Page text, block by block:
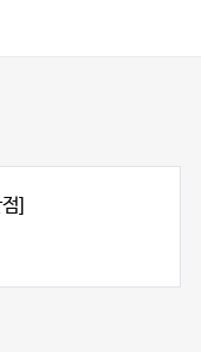
]